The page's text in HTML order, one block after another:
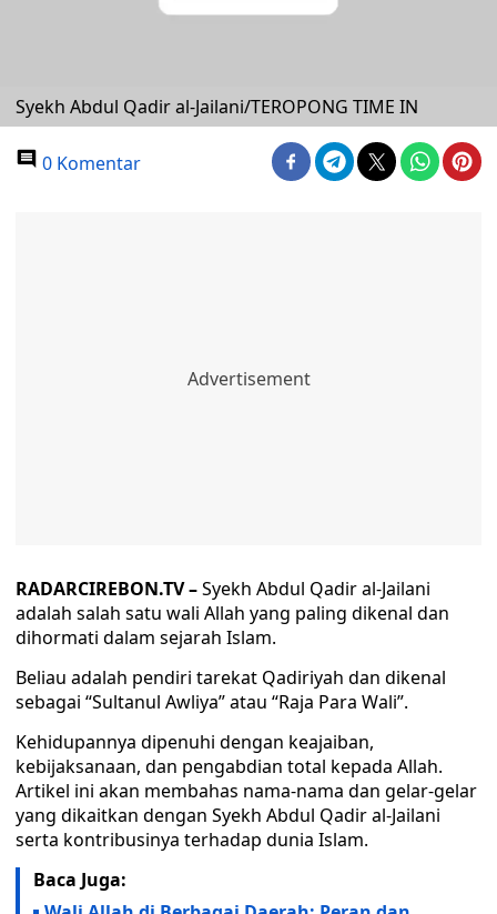
Syekh Abdul Qadir al-Jailani/TEROPONG TIME IN
0 Komentar
RADARCIREBON.TV –Syekh Abdul Qadir al-Jailani
adalah salah satu wali Allah yang paling dikenal dan
dihormati dalam sejarah Islam.
Beliau adalah pendiri tarekat Qadiriyah dan dikenal
sebagai “Sultanul Awliya” atau “Raja Para Wali”.
Kehidupannya dipenuhi dengan keajaiban,
kebijaksanaan, dan pengabdian total kepada Allah.
Artikel ini akan membahas nama-nama dan gelar-gelar
yang dikaitkan dengan Syekh Abdul Qadir al-Jailani
serta kontribusinya terhadap dunia Islam.
Baca Juga: